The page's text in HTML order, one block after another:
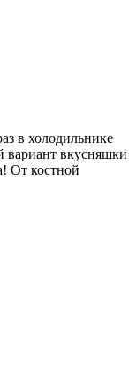
в холодильнике
вариант вкусняшки
От костной